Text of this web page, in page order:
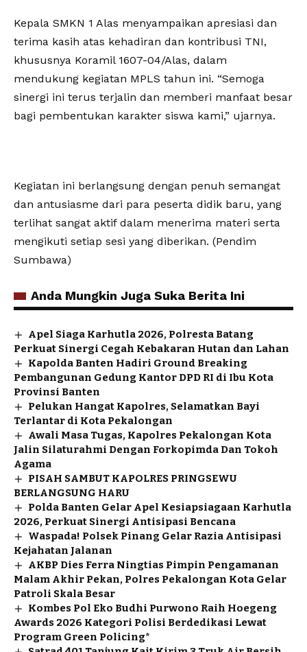
Kepala SMKN 1 Alas menyampaikan apresiasi dan
terima kasih atas kehadiran dan kontribusi TNI,
khususnya Koramil 1607-04/Alas, dalam
mendukung kegiatan MPLS tahun ini. “Semoga
sinergi ini terus terjalin dan memberi manfaat besar
bagi pembentukan karakter siswa kami,” ujarnya.
Kegiatan ini berlangsung dengan penuh semangat
dan antusiasme dari para peserta didik baru, yang
terlihat sangat aktif dalam menerima materi serta
mengikuti setiap sesi yang diberikan. (Pendim
Sumbawa)
Anda Mungkin Juga Suka Berita Ini
Apel Siaga Karhutla 2026, Polresta Batang
Perkuat Sinergi Cegah Kebakaran Hutan dan Lahan
Kapolda Banten Hadiri Ground Breaking
Pembangunan Gedung Kantor DPD RI di Ibu Kota
Provinsi Banten
Pelukan Hangat Kapolres, Selamatkan Bayi
Terlantar di Kota Pekalongan
Awali Masa Tugas, Kapolres Pekalongan Kota
Jalin Silaturahmi Dengan Forkopimda Dan Tokoh
Agama
PISAH SAMBUT KAPOLRES PRINGSEWU
BERLANGSUNG HARU
Polda Banten Gelar Apel Kesiapsiagaan Karhutla
2026, Perkuat Sinergi Antisipasi Bencana
Waspada! Polsek Pinang Gelar Razia Antisipasi
Kejahatan Jalanan
AKBP Dies Ferra Ningtias Pimpin Pengamanan
Malam Akhir Pekan, Polres Pekalongan Kota Gelar
Patroli Skala Besar
Kombes Pol Eko Budhi Purwono Raih Hoegeng
Awards 2026 Kategori Polisi Berdedikasi Lewat
Program Green Policing*